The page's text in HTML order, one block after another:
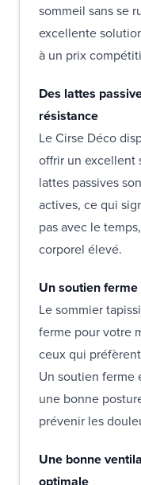
sommeil sans se
excellente
à un prix
Des lattes
résistance
Le Cirse Déco
offrir un excellent
lattes passives
actives, ce qui
pas avec le
corporel élevé.
Un soutien
Le sommier
ferme pour votre
ceux qui
Un soutien ferme
une bonne
prévenir les
Une bonne
optimale